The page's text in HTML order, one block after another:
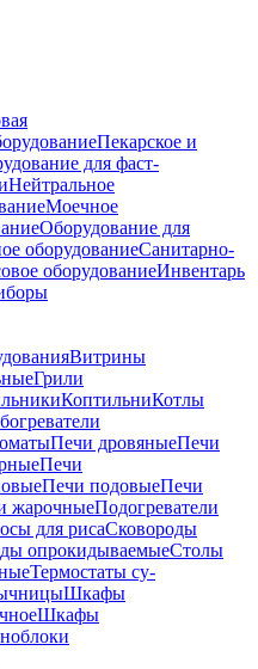
Пекарское и
для фаст-
Нейтральное
Моечное
Оборудование для
оборудованиеСанитарно-
оборудованиеИнвентарь
Витрины
Грили
КоптильниКотлы
Печи дровяныеПечи
Печи
Печи подовыеПечи
жарочныеПодогреватели
для рисаСковороды
опрокидываемыеСтолы
Термостаты су-
Шкафы
Шкафы